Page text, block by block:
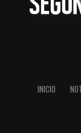
INICIO